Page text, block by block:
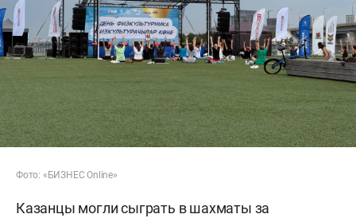
Фото: «БИЗНЕС Online»
Казанцы могли сыграть в шахматы за